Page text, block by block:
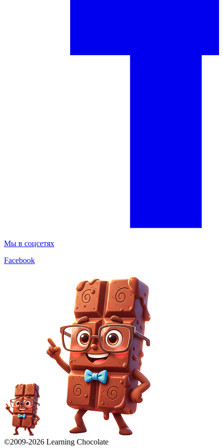
Мы в соцсетях
Facebook
©2009-2026 Learning Chocolate